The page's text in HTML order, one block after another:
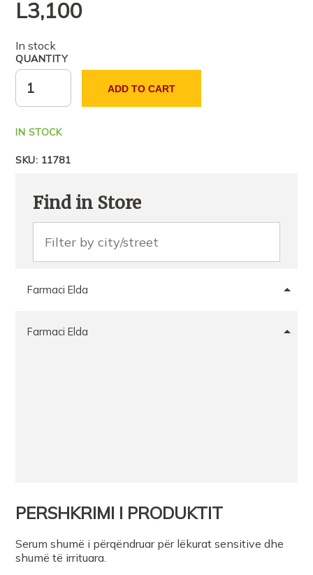
L3,100
In stock
QUANTITY
ADD TO CART
IN STOCK
SKU: 11781
Find in Store
Farmaci Elda
Farmaci Elda
PERSHKRIMI I PRODUKTIT
Serum shumë i përqëndruar për lëkurat sensitive dhe
shumë të irrituara.